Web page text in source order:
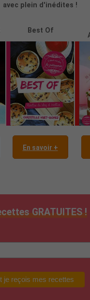
avec plein d'inédites !
Best Of
En savoir +
GRATUITES !